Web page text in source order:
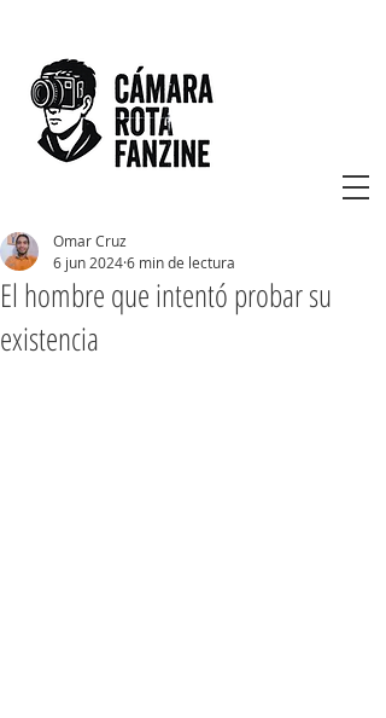
El hombre que intentó probar su
existencia
Omar Cruz
6 jun 20246 min de lectura